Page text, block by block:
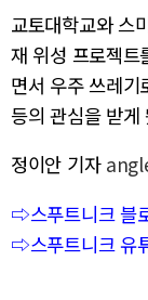
교토대학교와 스
재 위성 프로젝트
면서 우주 쓰레
등의 관심을 받게
정이안 기자
⇨스푸트니크 블
⇨스푸트니크 유